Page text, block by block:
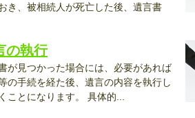
き、被相続人が死亡した後、遺言書
の執行
が見つかった場合には、必要があれば
の手続を経た後、遺言の内容を執行し
ことになります。 具体的...